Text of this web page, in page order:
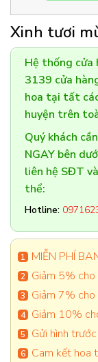
Xinh tươi
Hệ thống cửa
3139 cửa
hoa tại tất
huyện trên
Quý khách
NGAY bên
liên hệ SĐT
thể:
Hotline:
MIỄN PHÍ
Giảm 5%
Giảm 7%
Giảm 10%
Gửi hình
Cam kết hoa